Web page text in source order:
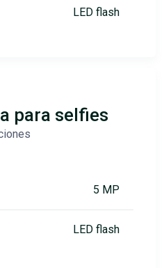
LED flash
para selfies
5 MP
LED flash